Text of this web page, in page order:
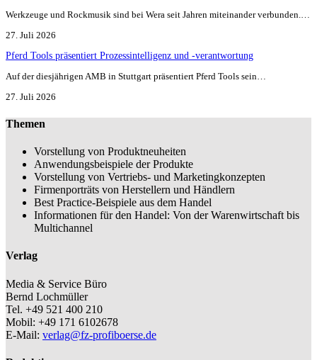
Werkzeuge und Rockmusik sind bei Wera seit Jahren miteinander verbunden.…
27. Juli 2026
Pferd Tools präsentiert Prozessintelligenz und -verantwortung
Auf der diesjährigen AMB in Stuttgart präsentiert Pferd Tools sein…
27. Juli 2026
Themen
Vorstellung von Produktneuheiten
Anwendungsbeispiele der Produkte
Vorstellung von Vertriebs- und Marketingkonzepten
Firmenporträts von Herstellern und Händlern
Best Practice-Beispiele aus dem Handel
Informationen für den Handel: Von der Warenwirtschaft bis
Multichannel
Verlag
Media & Service Büro
Bernd Lochmüller
Tel. +49 521 400 210
Mobil: +49 171 6102678
E-Mail: verlag@fz-profiboerse.de